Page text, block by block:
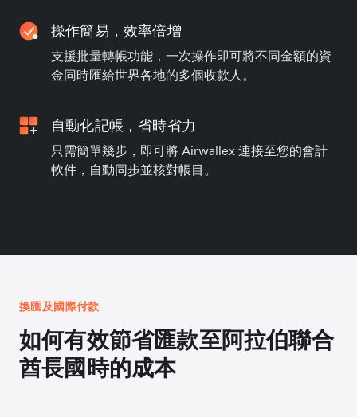
操作簡易，效率倍增
支援批量轉帳功能，一次操作即可將不同金額的資
金同時匯給世界各地的多個收款人。
自動化記帳，省時省力
只需簡單幾步，即可將 Airwallex 連接至您的會計
軟件，自動同步並核對帳目。
換匯及國際付款
如何有效節省匯款至阿拉伯聯合
酋長國時的成本